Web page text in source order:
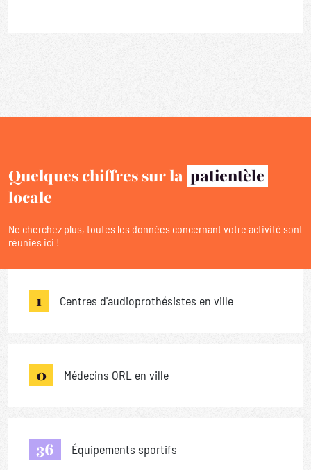
Quelques chiffres sur la patientèle
locale
Ne cherchez plus, toutes les données concernant votre activité sont
réunies ici !
1 Centres d'audioprothésistes en ville
0 Médecins ORL en ville
36 Équipements sportifs